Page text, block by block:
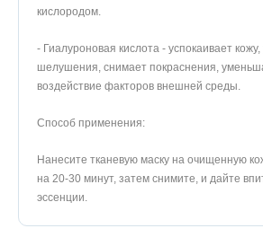
кислородом.
- Гиалуроновая кислота - успокаивает
шелушения, снимает покраснения,
воздействие факторов внешней среды.
Способ применения:
Нанесите тканевую маску на очищенную
на 20-30 минут, затем снимите, и дайте
эссенции.